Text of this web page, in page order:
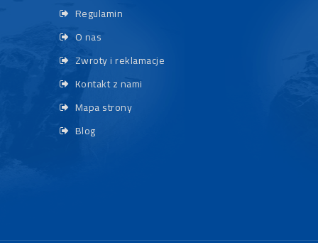
Regulamin
O nas
Zwroty i reklamacje
Kontakt z nami
Mapa strony
Blog